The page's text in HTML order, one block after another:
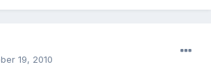
19, 2010